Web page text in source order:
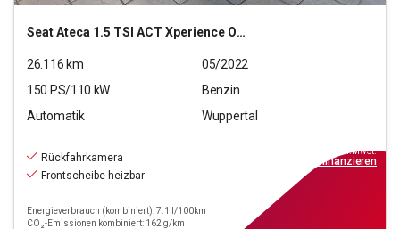
SeatAteca 1.5 TSI ACT Xperience OPF (EURO 6d)
26.116 km
05/2022
150 PS/110 kW
Benzin
Automatik
Wuppertal
Rückfahrkamera
Frontscheibe heizbar
Energieverbrauch (kombiniert): 7.1 l/100km
CO₂-Emissionen kombiniert: 162 g/km
inkl.MwSt.
finanzieren